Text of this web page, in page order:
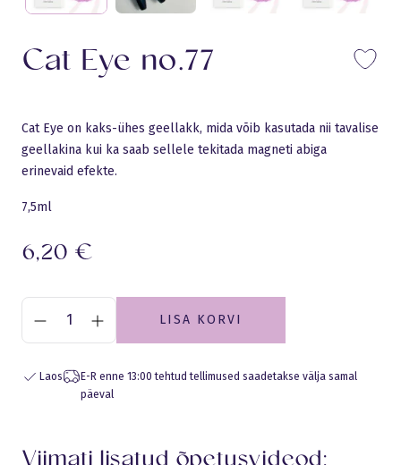
Cat Eye no.77
Cat Eye on kaks-ühes geellakk, mida võib kasutada nii tavalise
geellakina kui ka saab sellele tekitada magneti abiga
erinevaid efekte.
7,5ml
6,20€
LISA KORVI
Laos
E-R enne 13:00 tehtud tellimused saadetakse välja samal
päeval